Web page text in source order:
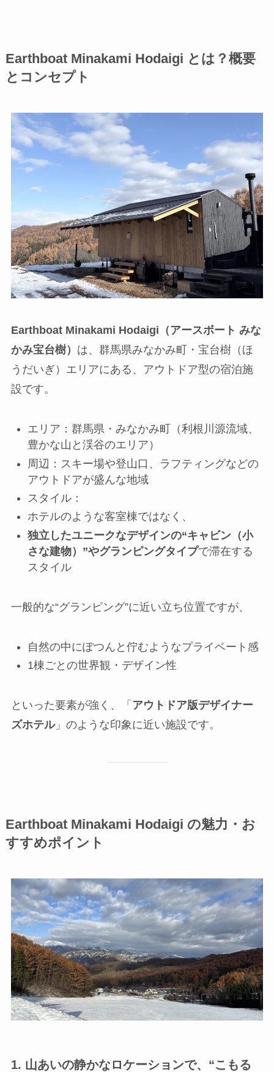
Earthboat Minakami Hodaigi とは？概要
とコンセプト
Earthboat Minakami Hodaigi（アースボート みな
かみ宝台樹） は、群馬県みなかみ町・宝台樹（ほ
うだいぎ）エリアにある、アウトドア型の宿泊施
設です。
エリア：群馬県・みなかみ町（利根川源流域、
豊かな山と渓谷のエリア）
周辺：スキー場や登山口、ラフティングなどの
アウトドアが盛んな地域
スタイル：
ホテルのような客室棟ではなく、
独立したユニークなデザインの“キャビン（小
さな建物）”やグランピングタイプで滞在する
スタイル
一般的な“グランピング”に近い立ち位置ですが、
自然の中にぽつんと佇むようなプライベート感
1棟ごとの世界観・デザイン性
といった要素が強く、「 アウトドア版デザイナー
ズホテル」のような印象に近い施設です。
Earthboat Minakami Hodaigi の魅力・お
すすめポイント
1. 山あいの静かなロケーションで、“こもる